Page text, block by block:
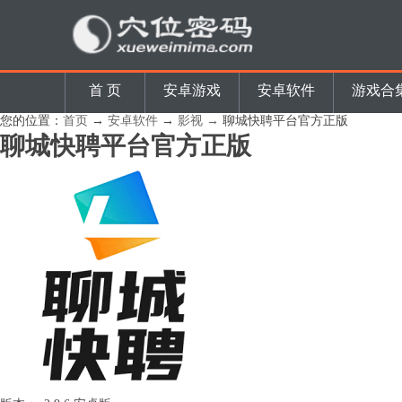
首 页 安卓游戏 安卓软件 游戏合
您的位置： 首页 → 安卓软件 → 影视 → 聊城快聘平台官方正版
聊城快聘平台官方正版